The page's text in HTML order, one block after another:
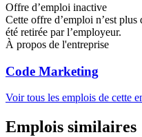
Offre d’emploi inactive
Cette offre d’emploi n’est
été retirée par l’employeur.
À propos de l'entreprise
Code Marketing
Voir tous les emplois de cette
Emplois similaires